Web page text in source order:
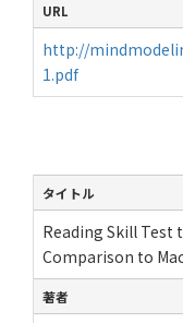
URL
http://
1.pdf
タイトル
Reading Skill Test
Comparison to
著者